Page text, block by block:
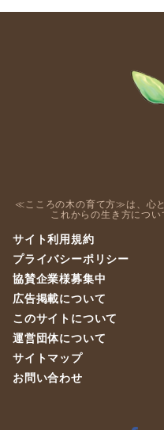
≪こころの木の育て方≫は、心
これからの生き方につ
サイト利用規約
プライバシーポリシー
協賛企業様募集中
広告掲載について
このサイトについて
運営団体について
サイトマップ
お問い合わせ